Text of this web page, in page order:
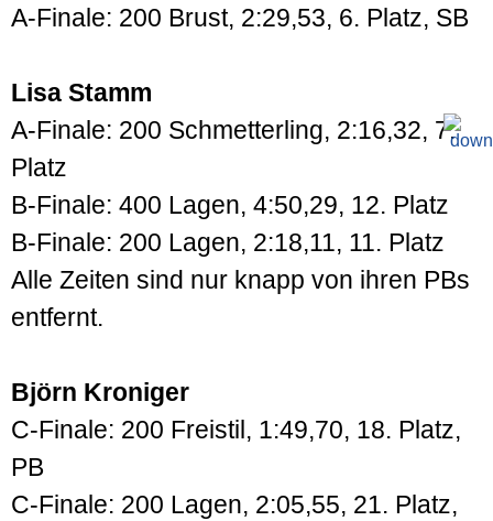
A-Finale: 200 Brust, 2:29,53, 6. Platz, SB
Lisa Stamm
A-Finale: 200 Schmetterling, 2:16,32, 7.
Platz
B-Finale: 400 Lagen, 4:50,29, 12. Platz
B-Finale: 200 Lagen, 2:18,11, 11. Platz
Alle Zeiten sind nur knapp von ihren PBs
entfernt.
Björn Kroniger
C-Finale: 200 Freistil, 1:49,70, 18. Platz,
PB
C-Finale: 200 Lagen, 2:05,55, 21. Platz,